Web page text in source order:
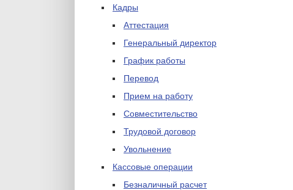
Кадры
Аттестация
Генеральный директор
График работы
Перевод
Прием на работу
Совместительство
Трудовой договор
Увольнение
Кассовые операции
Безналичный расчет